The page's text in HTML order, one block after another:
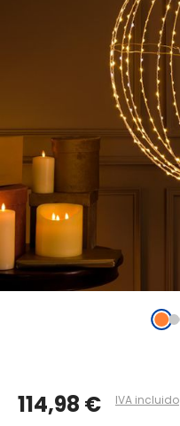
114,98 € IVA incluido